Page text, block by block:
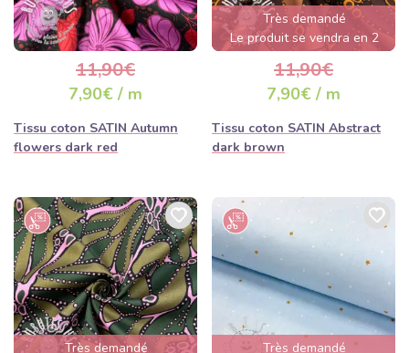
11,90€
7,90€ / m
Tissu coton SATIN Autumn
flowers dark red
Très demandé
Le produit se vendra en 2
jours
11,90€
7,90€ / m
Tissu coton SATIN Abstract
dark brown
Très demandé
Très demandé